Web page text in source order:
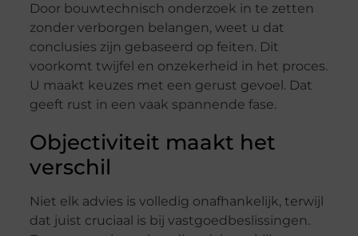
Door bouwtechnisch onderzoek in te zetten
zonder verborgen belangen, weet u dat
conclusies zijn gebaseerd op feiten. Dit
voorkomt twijfel en onzekerheid in het proces.
U maakt keuzes met een gerust gevoel. Dat
geeft rust in een vaak spannende fase.
Objectiviteit maakt het
verschil
Niet elk advies is volledig onafhankelijk, terwijl
dat juist cruciaal is bij vastgoedbeslissingen.